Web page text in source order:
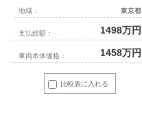
比較表に入れる
地域： 東京都
支払総額： 1498万円
車両本体価格： 1458万円